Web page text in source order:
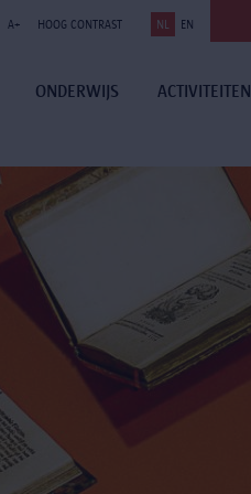
A+ HOOG CONTRAST NL EN
ONDERWIJS ACTIVITEITEN